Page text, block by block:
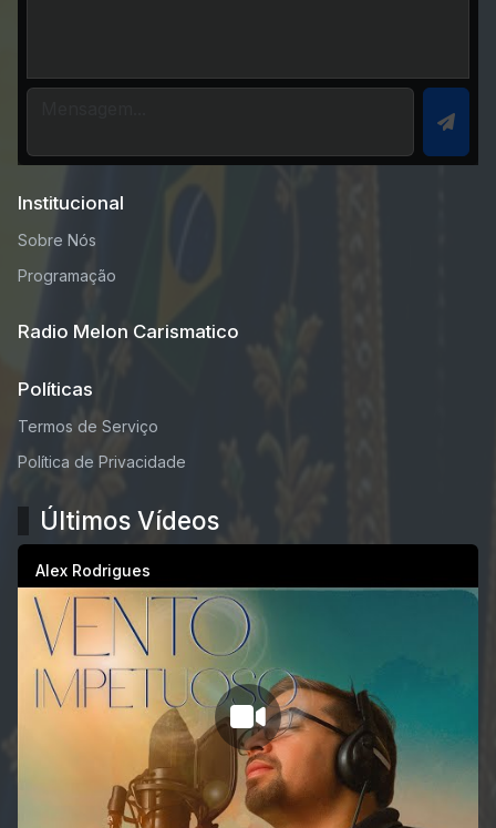
Institucional
Sobre Nós
Programação
Radio Melon Carismatico
Políticas
Termos de Serviço
Política de Privacidade
Últimos Vídeos
Alex Rodrigues